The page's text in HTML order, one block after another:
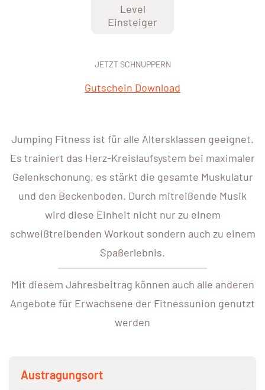
Level
Einsteiger
JETZT SCHNUPPERN
Gutschein Download
Jumping Fitness ist für alle Altersklassen geeignet.
Es trainiert das Herz-Kreislaufsystem bei maximaler
Gelenkschonung, es stärkt die gesamte Muskulatur
und den Beckenboden. Durch mitreißende Musik
wird diese Einheit nicht nur zu einem
schweißtreibenden Workout sondern auch zu einem
Spaßerlebnis.
Mit diesem Jahresbeitrag können auch alle anderen
Angebote für Erwachsene der Fitnessunion genutzt
werden
Austragungsort